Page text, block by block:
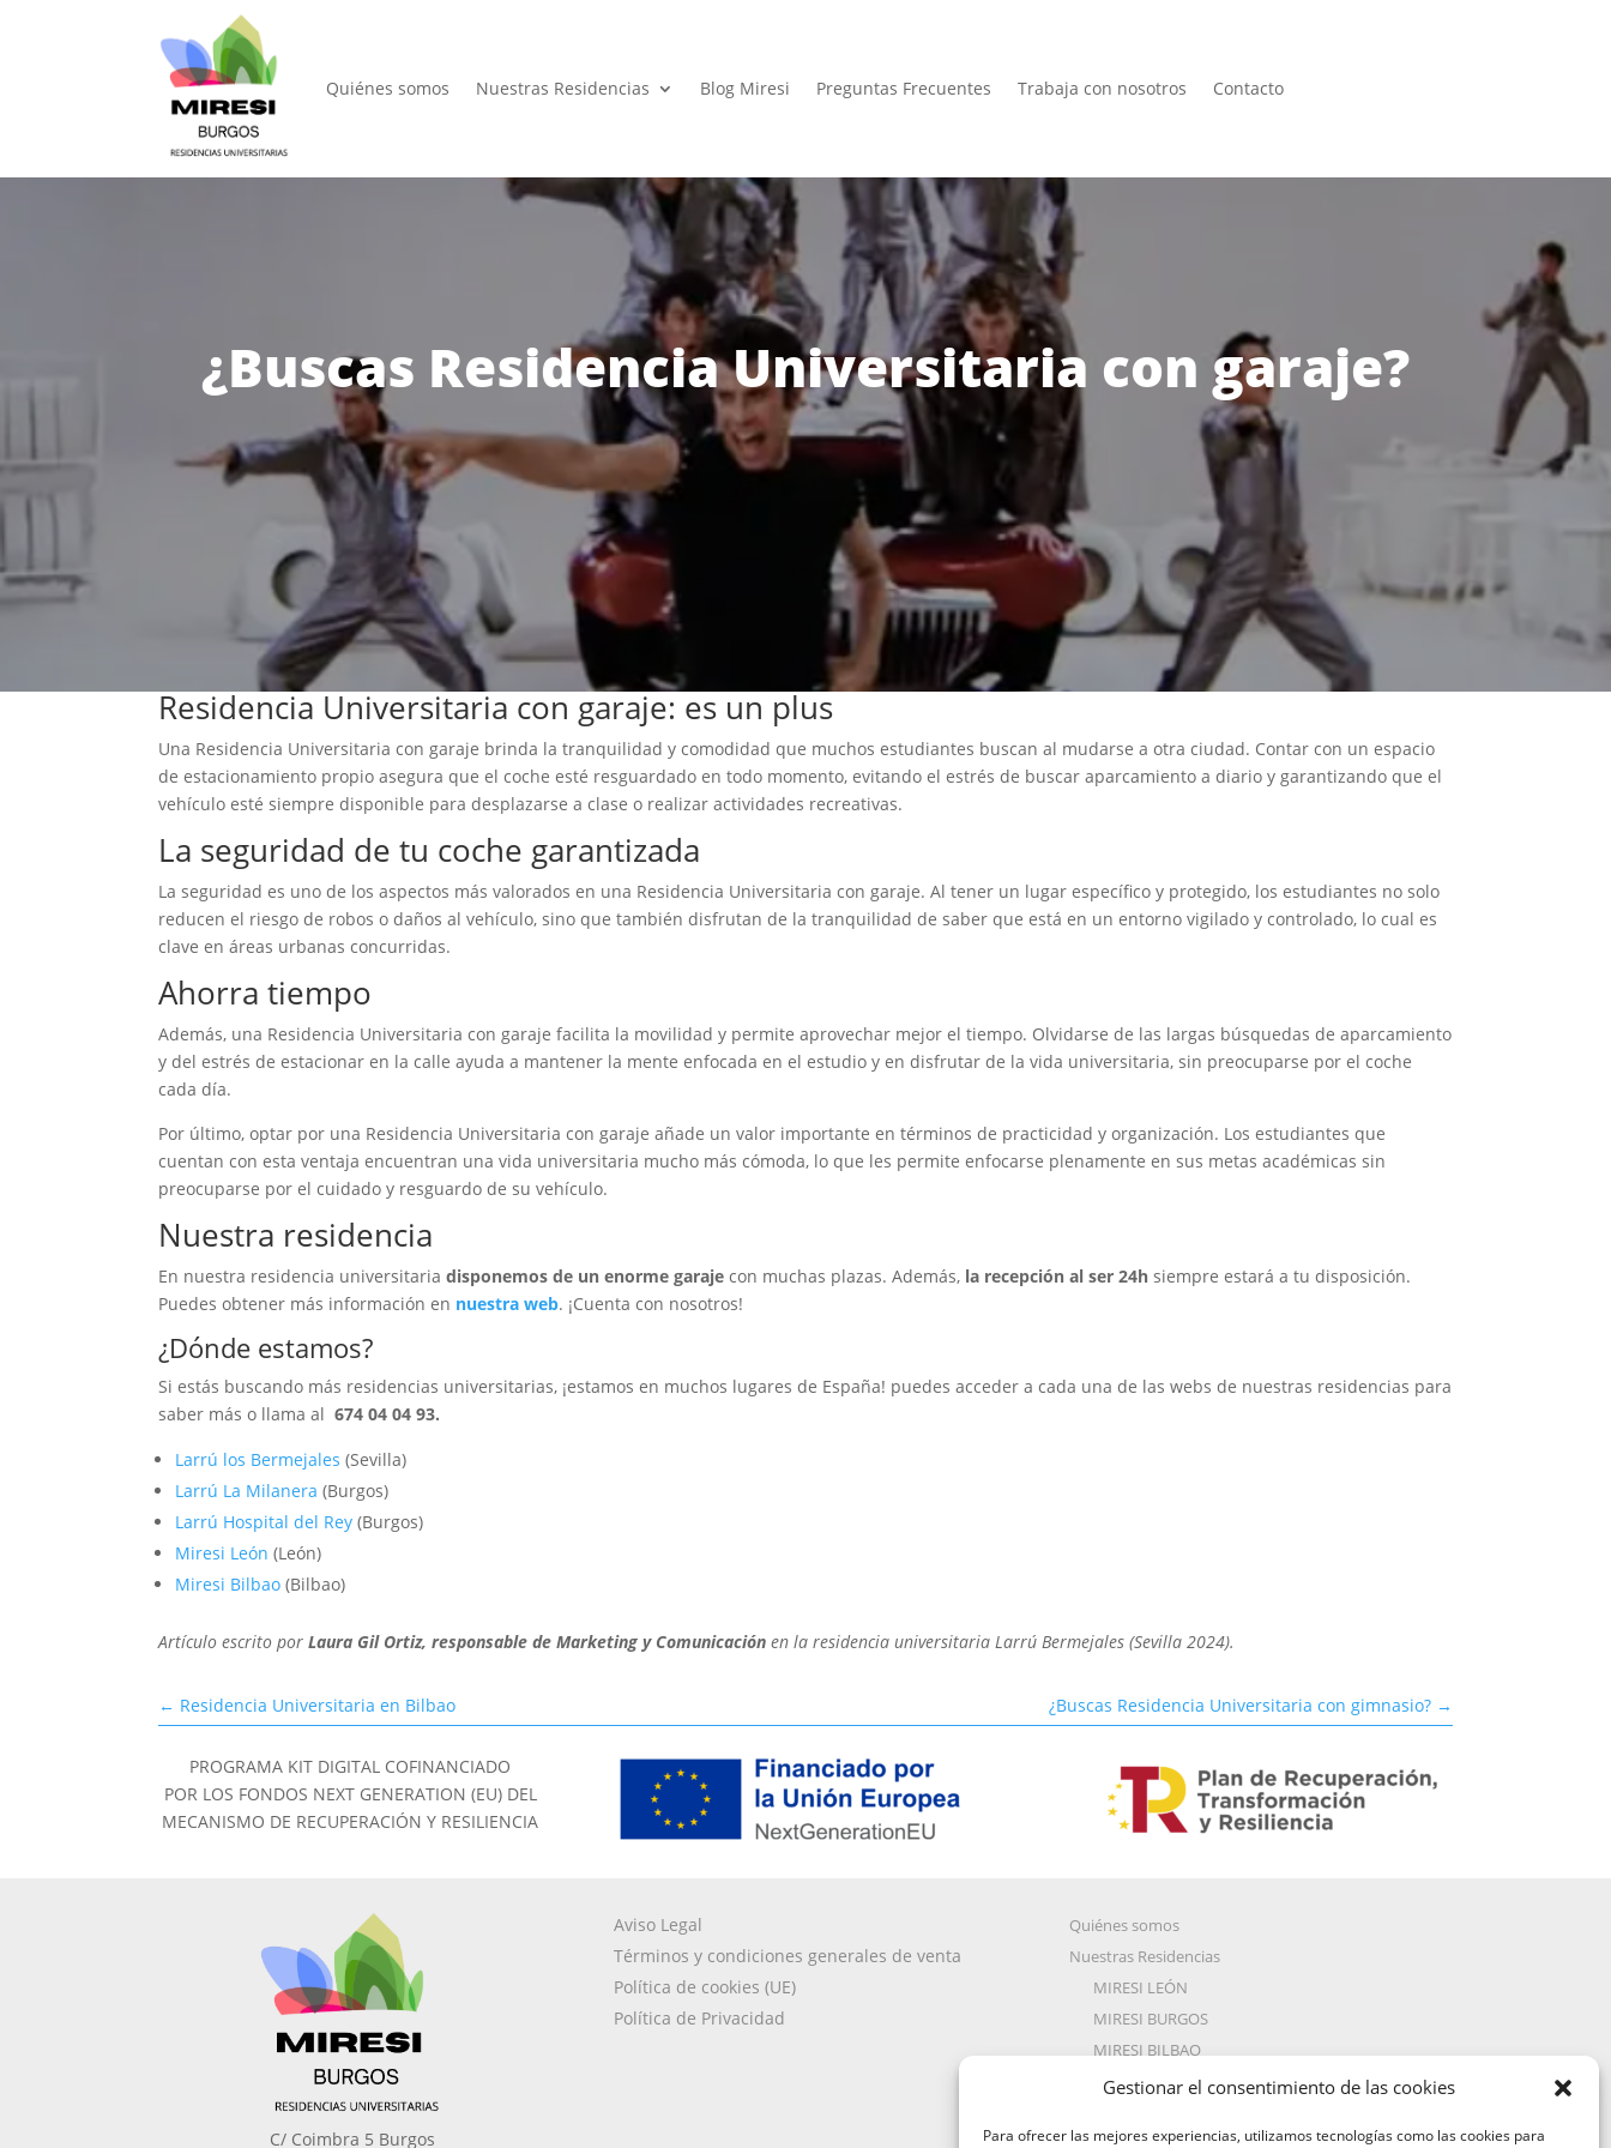
Gestionar el consentimiento de las cookies
Para ofrecer las mejores experiencias, utilizamos tecnologías como las cookies para
Quiénes somos Nuestras Residencias Blog Miresi Preguntas Frecuentes Trabaja con nosotros Contacto
¿Buscas Residencia Universitaria con garaje?
Residencia Universitaria con garaje: es un plus
Una Residencia Universitaria con garaje brinda la tranquilidad y comodidad que muchos estudiantes buscan al mudarse a otra ciudad. Contar con un espacio
de estacionamiento propio asegura que el coche esté resguardado en todo momento, evitando el estrés de buscar aparcamiento a diario y garantizando que el
vehículo esté siempre disponible para desplazarse a clase o realizar actividades recreativas.
La seguridad de tu coche garantizada
La seguridad es uno de los aspectos más valorados en una Residencia Universitaria con garaje. Al tener un lugar específico y protegido, los estudiantes no solo
reducen el riesgo de robos o daños al vehículo, sino que también disfrutan de la tranquilidad de saber que está en un entorno vigilado y controlado, lo cual es
clave en áreas urbanas concurridas.
Ahorra tiempo
Además, una Residencia Universitaria con garaje facilita la movilidad y permite aprovechar mejor el tiempo. Olvidarse de las largas búsquedas de aparcamiento
y del estrés de estacionar en la calle ayuda a mantener la mente enfocada en el estudio y en disfrutar de la vida universitaria, sin preocuparse por el coche
cada día.
Por último, optar por una Residencia Universitaria con garaje añade un valor importante en términos de practicidad y organización. Los estudiantes que
cuentan con esta ventaja encuentran una vida universitaria mucho más cómoda, lo que les permite enfocarse plenamente en sus metas académicas sin
preocuparse por el cuidado y resguardo de su vehículo.
Nuestra residencia
En nuestra residencia universitaria disponemos de un enorme garaje con muchas plazas. Además, la recepción al ser 24h siempre estará a tu disposición.
Puedes obtener más información en nuestra web. ¡Cuenta con nosotros!
¿Dónde estamos?
Si estás buscando más residencias universitarias, ¡estamos en muchos lugares de España! puedes acceder a cada una de las webs de nuestras residencias para
saber más o llama al 674 04 04 93.
Larrú los Bermejales (Sevilla)
Larrú La Milanera (Burgos)
Larrú Hospital del Rey (Burgos)
Miresi León (León)
Miresi Bilbao (Bilbao)
Artículo escrito por Laura Gil Ortiz, responsable de Marketing y Comunicación en la residencia universitaria Larrú Bermejales (Sevilla 2024).
← Residencia Universitaria en Bilbao ¿Buscas Residencia Universitaria con gimnasio? →
PROGRAMA KIT DIGITAL COFINANCIADO
POR LOS FONDOS NEXT GENERATION (EU) DEL
MECANISMO DE RECUPERACIÓN Y RESILIENCIA
C/ Coimbra 5 Burgos
Aviso Legal
Términos y condiciones generales de venta
Política de cookies (UE)
Política de Privacidad
Quiénes somos
Nuestras Residencias
MIRESI LEÓN
MIRESI BURGOS
MIRESI BILBAO
Reseñas
Preguntas Frecuentes